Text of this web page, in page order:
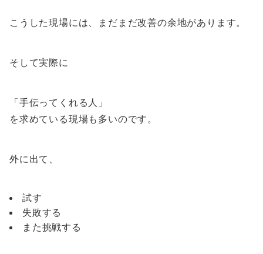
こうした現場には、まだまだ改善の余地があります。
そして実際に
「手伝ってくれる人」
を求めている現場も多いのです。
外に出て、
試す
失敗する
また挑戦する